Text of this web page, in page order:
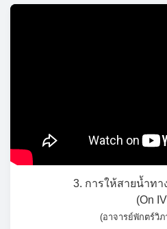
3. การให้สายน้ำทา
(On
(อาจารย์พักตร์วิ